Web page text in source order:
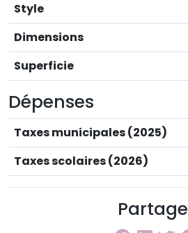
Style
Dimensions
Superficie
Dépenses
Taxes municipales (2025)
Taxes scolaires (2026)